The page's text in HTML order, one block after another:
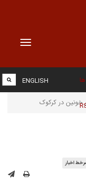
Toggle
ENGLISH
خونین در کرکوک
اخبار